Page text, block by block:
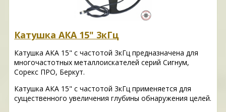
Катушка АКА 15" 3кГц
Катушка АКА 15" с частотой 3кГц предназначена для
многочастотных металлоискателей серий Сигнум,
Сорекс ПРО, Беркут.
Катушка АКА 15" с частотой 3кГц применяется для
существенного увеличения глубины обнаружения целей.